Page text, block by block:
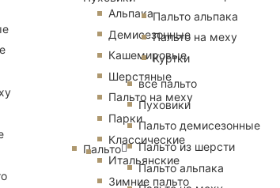
Альпака
Демисезонные
Кашемировые
Шерстяные
Пальто на меху
Парки
Классические
Итальянские
Зимние пальто
Пальто альпака
Пальто на меху
Куртки
Пальто
все пальто
Пуховики
Пальто демисезонные
Пальто из шерсти
Пальто альпака